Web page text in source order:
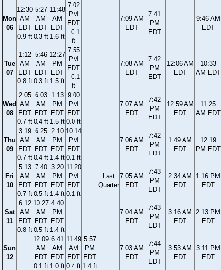
Mon
06
12:30
AM
EDT
0.9 ft
5:27
AM
EDT
0.3 ft
11:48
AM
EDT
1.6 ft
7:02
PM
EDT
−0.1
ft
7:09 AM
EDT
7:41
PM
EDT
9:46 AM
EDT
Tue
07
1:12
AM
EDT
0.8 ft
5:46
AM
EDT
0.3 ft
12:27
PM
EDT
1.5 ft
7:55
PM
EDT
−0.1
ft
7:08 AM
EDT
7:42
PM
EDT
12:06 AM
EDT
10:33
AM EDT
Wed
08
2:05
AM
EDT
0.7 ft
6:03
AM
EDT
0.4 ft
1:13
PM
EDT
1.5 ft
9:00
PM
EDT
0.0 ft
7:07 AM
EDT
7:42
PM
EDT
12:59 AM
EDT
11:25
AM EDT
Thu
09
3:19
AM
EDT
0.7 ft
6:25
AM
EDT
0.4 ft
2:10
PM
EDT
1.4 ft
10:14
PM
EDT
0.1 ft
7:06 AM
EDT
7:42
PM
EDT
1:49 AM
EDT
12:19
PM EDT
Fri
10
5:13
AM
EDT
0.7 ft
7:40
AM
EDT
0.5 ft
3:20
PM
EDT
1.4 ft
11:20
PM
EDT
0.1 ft
Last
Quarter
7:05 AM
EDT
7:43
PM
EDT
2:34 AM
EDT
1:16 PM
EDT
Sat
11
6:12
AM
EDT
0.8 ft
10:27
AM
EDT
0.5 ft
4:40
PM
EDT
1.4 ft
7:04 AM
EDT
7:43
PM
EDT
3:16 AM
EDT
2:13 PM
EDT
Sun
12
12:09
AM
EDT
0.1 ft
6:41
AM
EDT
1.0 ft
11:49
AM
EDT
0.4 ft
5:57
PM
EDT
1.4 ft
7:03 AM
EDT
7:44
PM
EDT
3:53 AM
EDT
3:11 PM
EDT